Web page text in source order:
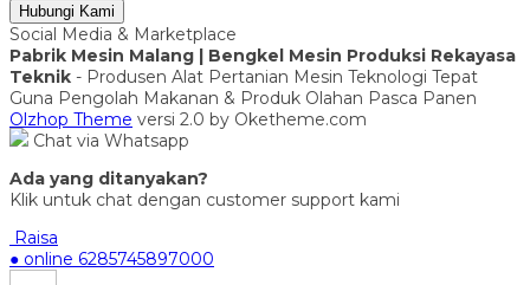
Hubungi Kami
Social Media & Marketplace
Pabrik Mesin Malang | Bengkel Mesin Produksi Rekayasa
Teknik - Produsen Alat Pertanian Mesin Teknologi Tepat
Guna Pengolah Makanan & Produk Olahan Pasca Panen
Olzhop Theme versi 2.0 by Oketheme.com
Chat via Whatsapp
Ada yang ditanyakan?
Klik untuk chat dengan customer support kami
Raisa
● online 6285745897000